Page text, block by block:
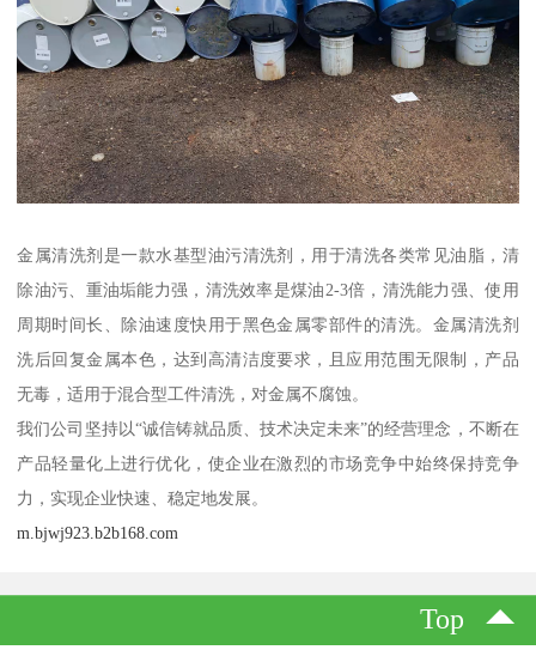
金属清洗剂是一款水基型油污清洗剂，用于清洗各类常见油脂，清
除油污、重油垢能力强，清洗效率是煤油2-3倍，清洗能力强、使用
周期时间长、除油速度快用于黑色金属零部件的清洗。金属清洗剂
洗后回复金属本色，达到高清洁度要求，且应用范围无限制，产品
无毒，适用于混合型工件清洗，对金属不腐蚀。
我们公司坚持以“诚信铸就品质、技术决定未来”的经营理念，不断在
产品轻量化上进行优化，使企业在激烈的市场竞争中始终保持竞争
力，实现企业快速、稳定地发展。
m.bjwj923.b2b168.com
Top